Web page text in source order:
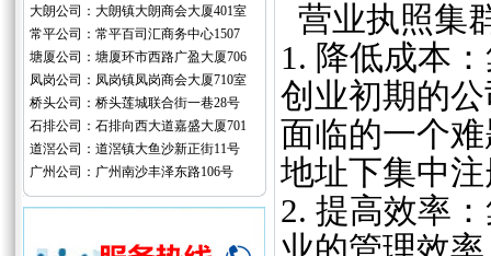
大朗公司：大朗镇大朗商会大厦401室
常平公司：常平百司汇商务中心1507
塘厦公司：塘厦环市西路广盈大厦706
凤岗公司：凤岗镇凤岗商会大厦710室
桥头公司：桥头莲城联合街一巷28号
石排公司：石排向西大道嘉盛大厦701
道滘公司：道滘镇大鱼沙新正街11号
广州公司：广州南沙丰泽东路106号
营业执照集
1. 降低成本
创业初期的
面临的一个
地址下集中
2. 提高效率